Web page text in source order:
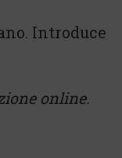
Introduce
online.